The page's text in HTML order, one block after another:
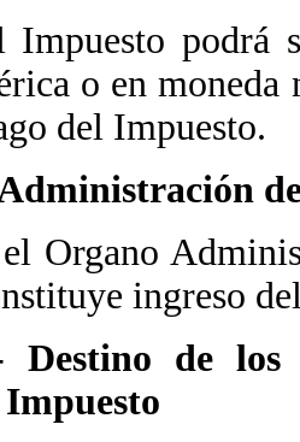
podrá
o en
del Impuesto.
Organo
ingreso
Destino de los